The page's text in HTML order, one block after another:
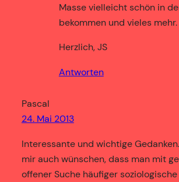
Masse vielleicht schön in
bekommen und vieles mehr.
Herzlich, JS
Antworten
Pascal
24. Mai 2013
Interessante und wichtige
mir auch wünschen, dass man mit
offener Suche häufiger